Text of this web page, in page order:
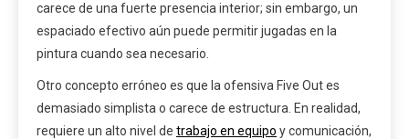
carece de una fuerte presencia interior; sin embargo, un
espaciado efectivo aún puede permitir jugadas en la
pintura cuando sea necesario.
Otro concepto erróneo es que la ofensiva Five Out es
demasiado simplista o carece de estructura. En realidad,
requiere un alto nivel de trabajo en equipo y comunicación,